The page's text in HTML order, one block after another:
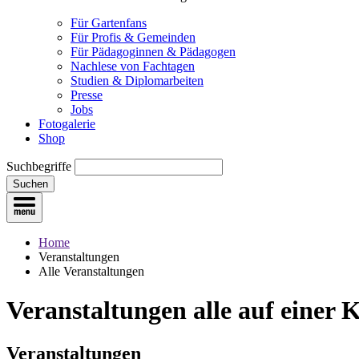
Für Gartenfans
Für Profis & Gemeinden
Für Pädagoginnen & Pädagogen
Nachlese von Fachtagen
Studien & Diplomarbeiten
Presse
Jobs
Fotogalerie
Shop
Suchbegriffe
Suchen
Home
Veranstaltungen
Alle Veranstaltungen
Veranstaltungen alle auf einer
Veranstaltungen